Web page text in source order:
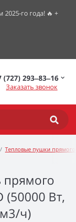
го года! 🔥 +
(727) 293‒83‒16
Заказать звонок
Тепловые пушки прямого
прямого
(50000 Вт,
ч)